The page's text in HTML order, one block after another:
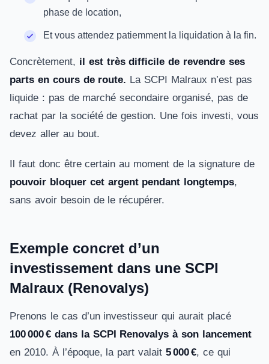
phase de location,
Et vous attendez patiemment la liquidation à la fin.
Concrètement, il est très difficile de revendre ses
parts en cours de route. La SCPI Malraux n’est pas
liquide : pas de marché secondaire organisé, pas de
rachat par la société de gestion. Une fois investi, vous
devez aller au bout.
Il faut donc être certain au moment de la signature de
pouvoir bloquer cet argent pendant longtemps,
sans avoir besoin de le récupérer.
Exemple concret d’un
investissement dans une SCPI
Malraux (Renovalys)
Prenons le cas d’un investisseur qui aurait placé
100 000 € dans la SCPI Renovalys à son lancement
en 2010. À l’époque, la part valait 5 000 €, ce qui